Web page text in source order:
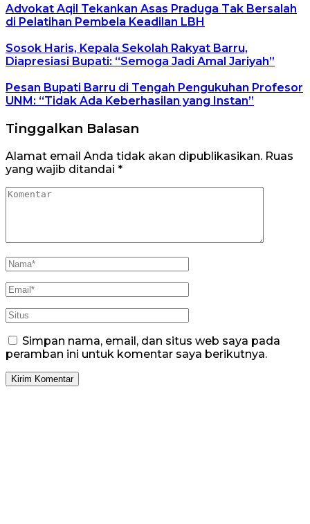
Advokat Aqil Tekankan Asas Praduga Tak Bersalah
di Pelatihan Pembela Keadilan LBH
Sosok Haris, Kepala Sekolah Rakyat Barru,
Diapresiasi Bupati: “Semoga Jadi Amal Jariyah”
Pesan Bupati Barru di Tengah Pengukuhan Profesor
UNM: “Tidak Ada Keberhasilan yang Instan”
Tinggalkan Balasan
Alamat email Anda tidak akan dipublikasikan. Ruas
yang wajib ditandai *
Simpan nama, email, dan situs web saya pada
peramban ini untuk komentar saya berikutnya.